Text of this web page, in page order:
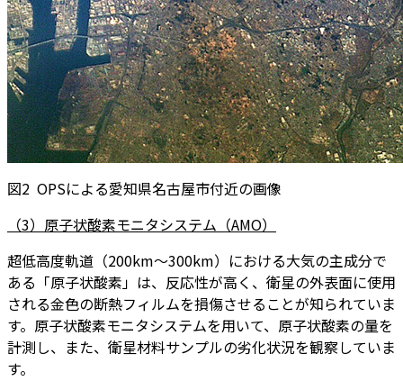
図2 OPSによる愛知県名古屋市付近の画像
（3）原子状酸素モニタシステム（AMO）
超低高度軌道（200km～300km）における大気の主成分で
ある「原子状酸素」は、反応性が高く、衛星の外表面に使用
される金色の断熱フィルムを損傷させることが知られていま
す。原子状酸素モニタシステムを用いて、原子状酸素の量を
計測し、また、衛星材料サンプルの劣化状況を観察していま
す。